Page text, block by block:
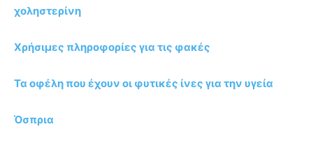
χοληστερίνη
Χρήσιμες πληροφορίες για τις φακές
Τα οφέλη που έχουν οι φυτικές ίνες για την υγεία
Όσπρια